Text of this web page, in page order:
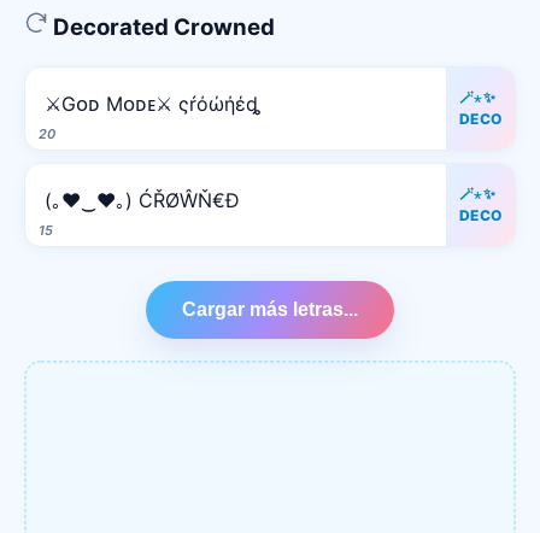
Decorated Crowned
20
⚔️Gᴏᴅ Mᴏᴅᴇ⚔️ ςŕόώήέȡ
🪄⋆✨
DECO
15
(｡♥‿♥｡) ĆŘØŴŇ€Đ
🪄⋆✨
DECO
Cargar más letras...